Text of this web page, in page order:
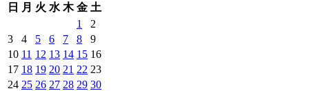
日
月 火 水 木 金 土
1
2
3
4 5 6 7 8
9
10 11 12 13 14 15 16
17 18 19 20 21 22 23
24 25 26 27 28 29 30